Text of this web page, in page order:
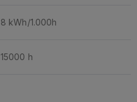
8 kWh/1.000h
15000 h